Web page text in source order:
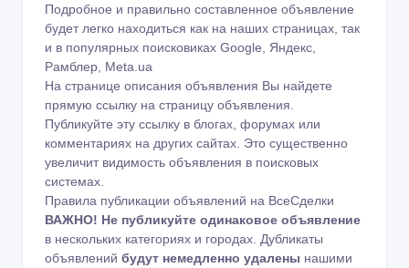
Подробное и правильно составленное объявление
будет легко находиться как на наших страницах, так
и в популярных поисковиках Google, Яндекс,
Рамблер, Meta.ua
На странице описания объявления Вы найдете
прямую ссылку на страницу объявления.
Публикуйте эту ссылку в блогах, форумах или
комментариях на других сайтах. Это существенно
увеличит видимость объявления в поисковых
системах.
Правила публикации объявлений на ВсеСделки
ВАЖНО! Не публикуйте одинаковое объявление
в нескольких категориях и городах. Дубликаты
объявлений будут немедленно удалены нашими